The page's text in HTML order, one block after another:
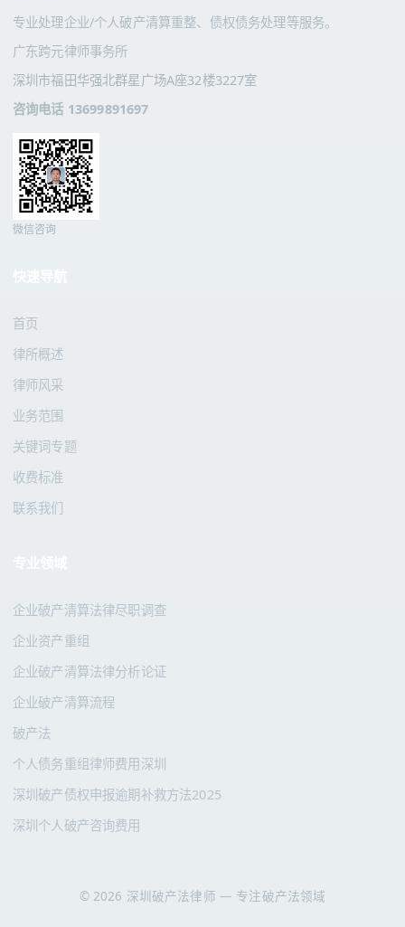
专业处理企业/个人破产清算重整、债权债务处理等服务。
广东跨元律师事务所
深圳市福田华强北群星广场A座32楼3227室
咨询电话 13699891697
微信咨询
首页
律所概述
律师风采
业务范围
关键词专题
收费标准
联系我们
企业破产清算法律尽职调查
企业资产重组
企业破产清算法律分析论证
企业破产清算流程
破产法
个人债务重组律师费用深圳
深圳破产债权申报逾期补救方法2025
深圳个人破产咨询费用
© 2026 深圳破产法律师 — 专注破产法领域